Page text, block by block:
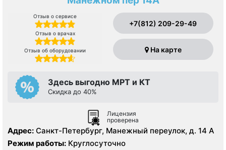
Отзыв о сервисе
Отзыв о врачах
Отзыв об оборудовании
+7(812) 209-29-49
На карте
Здесь выгодно МРТ и КТ
Скидка до 40%
Лицензия
проверена
Адрес: Санкт-Петербург, Манежный переулок, д. 14 А
Режим работы: Круглосуточно